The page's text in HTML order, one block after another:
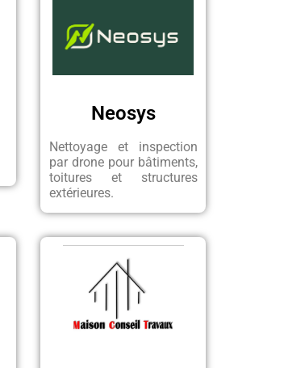
Neosys
Nettoyage et inspection
par drone pour bâtiments,
toitures et structures
extérieures.